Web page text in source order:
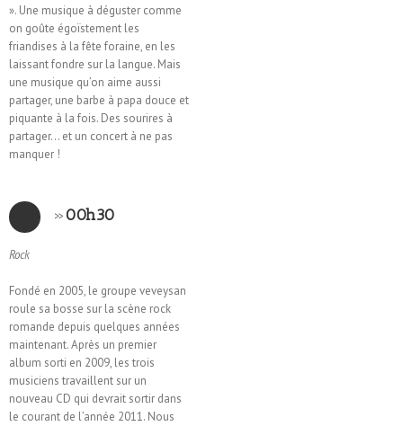
». Une musique à déguster comme
on goûte égoïstement les
friandises à la fête foraine, en les
laissant fondre sur la langue. Mais
une musique qu’on aime aussi
partager, une barbe à papa douce et
piquante à la fois. Des sourires à
partager… et un concert à ne pas
manquer !
»00h30
Rock
Fondé en 2005, le groupe veveysan
roule sa bosse sur la scène rock
romande depuis quelques années
maintenant. Après un premier
album sorti en 2009, les trois
musiciens travaillent sur un
nouveau CD qui devrait sortir dans
le courant de l’année 2011. Nous